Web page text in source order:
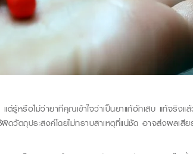
แต่รู้หรือไม่ว่ายาที่คุณเข้าใจว่าเป็นยาแก้อักเสบ แท้จริงแ
ดวัตถุประสงค์โดยไม่ทราบสาเหตุที่แน่ชัด อาจส่งผลเสี